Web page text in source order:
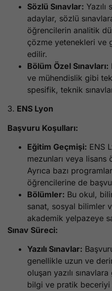
Sözlü Sınavlar: Yazılı
adaylar, sözlü
öğrencilerin analitik
çözme yetenekleri ve
edilir.
Bölüm Özel Sınavları:
ve mühendislik gibi
spesifik, teknik
3. ENS Lyon
Başvuru Koşulları:
Eğitim Geçmişi: ENS
mezunları veya
Ayrıca bazı
öğrencilerine de
Bölümler: Bu okul,
sanat, sosyal bilimler
akademik yelpazeye
Sınav Süreci:
Yazılı Sınavlar:
genellikle uzun ve
oluşan yazılı
bilgi ve pratik beceriyi